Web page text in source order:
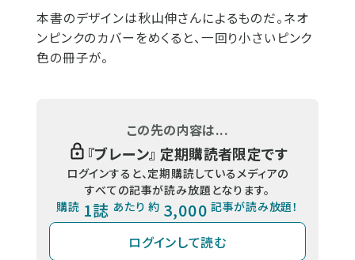
本書のデザインは秋山伸さんによるものだ。ネオ
ンピンクのカバーをめくると、一回り小さいピンク
色の冊子が。
この先の内容は...
『ブレーン』 定期購読者限定です
ログインすると、定期購読しているメディアの
すべての記事が読み放題となります。
購読 1誌 あたり 約 3,000 記事が読み放題！
ログインして読む